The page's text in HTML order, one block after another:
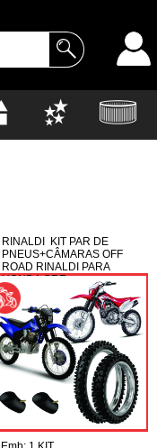
RINALDI KIT PAR DE
PNEUS+CÂMARAS OFF
ROAD RINALDI PARA
HONDA CRF